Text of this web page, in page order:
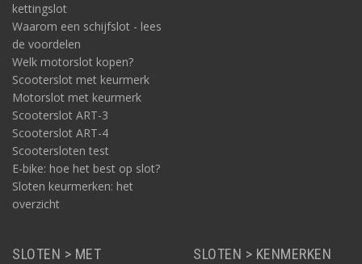
kettingslot
Waarom een schijfslot - lees
de voordelen
Welk motorslot kopen?
Scooterslot met keurmerk
Motorslot met keurmerk
Scooterslot ART-3
Scooterslot ART-4
Scootersloten test
E-bike: hoe het best op slot?
Sloten keurmerken: het
overzicht
SLOTEN > MET SLOTEN > KENMERKEN